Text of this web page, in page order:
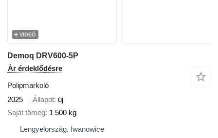
VIDEÓ
Demoq DRV600-5P
Ár érdeklődésre
Polipmarkoló
2025
Állapot új
Saját tömeg 1 500 kg
Lengyelország, Iwanowice